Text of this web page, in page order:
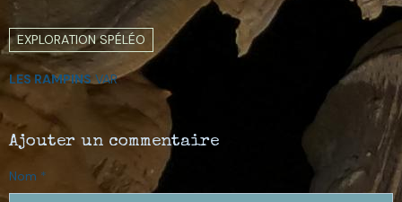
EXPLORATION SPÉLÉO
LES RAMPINSVAR
Ajouter un commentaire
Nom